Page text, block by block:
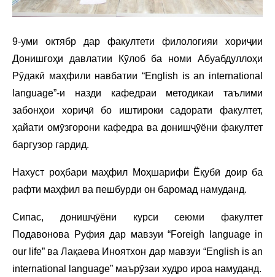
9-уми октябр дар факултети филологияи хориҷии
Донишгоҳи давлатии Кӯлоб ба номи Абуабдуллоҳи
Рӯдакӣ маҳфили навбатии “English is an international
language”-и назди кафедраи методикаи таълими
забонҳои хориҷӣ бо иштироки садорати факултет,
ҳайати омӯзгорони кафедра ва донишҷӯёни факултет
баргузор гардид.
Нахуст роҳбари маҳфил Моҳшарифи Ёқубӣ доир ба
рафти маҳфил ва пешбурди он баромад намуданд.
Сипас, донишҷӯёни курси сеюми факултет
Подавонова Руфия дар мавзуи “Foreigh language in
our life” ва Лақаева Иноятхон дар мавзуи “English is an
international language” маърӯзаи худро ироа намуданд.